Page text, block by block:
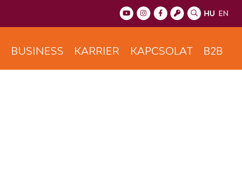
HU EN
BUSINESS KARRIER KAPCSOLAT B2B